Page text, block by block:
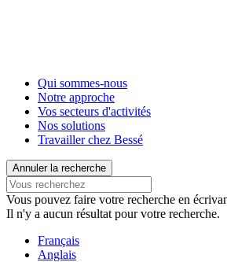
Qui sommes-nous
Notre approche
Vos secteurs d'activités
Nos solutions
Travailler chez Bessé
Annuler la recherche
Vous pouvez faire votre recherche en
Il n'y a aucun résultat pour votre recherche.
Français
Anglais